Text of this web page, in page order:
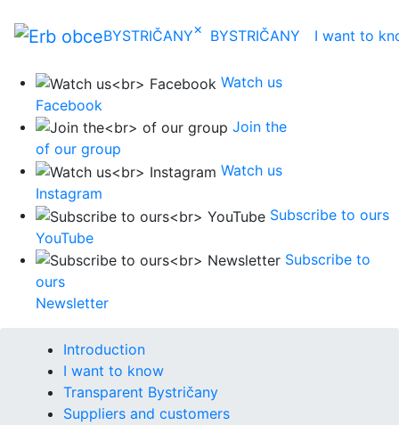
BYSTRIČANY× BYSTRIČANY I want to
Watch us
Facebook
Join the
of our group
Watch us
Instagram
Subscribe to ours
YouTube
Subscribe to
ours
Newsletter
Introduction
I want to know
Transparent Bystričany
Suppliers and customers